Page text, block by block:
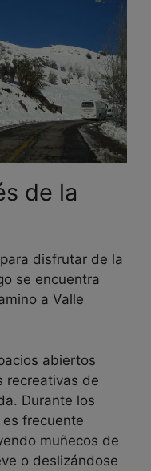
de la
disfrutar de la
se encuentra
a Valle
abiertos
recreativas de
Durante los
frecuente
muñecos de
o deslizándose